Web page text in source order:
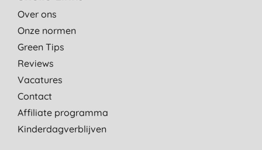
Over ons
Onze normen
Green Tips
Reviews
Vacatures
Contact
Affiliate programma
Kinderdagverblijven